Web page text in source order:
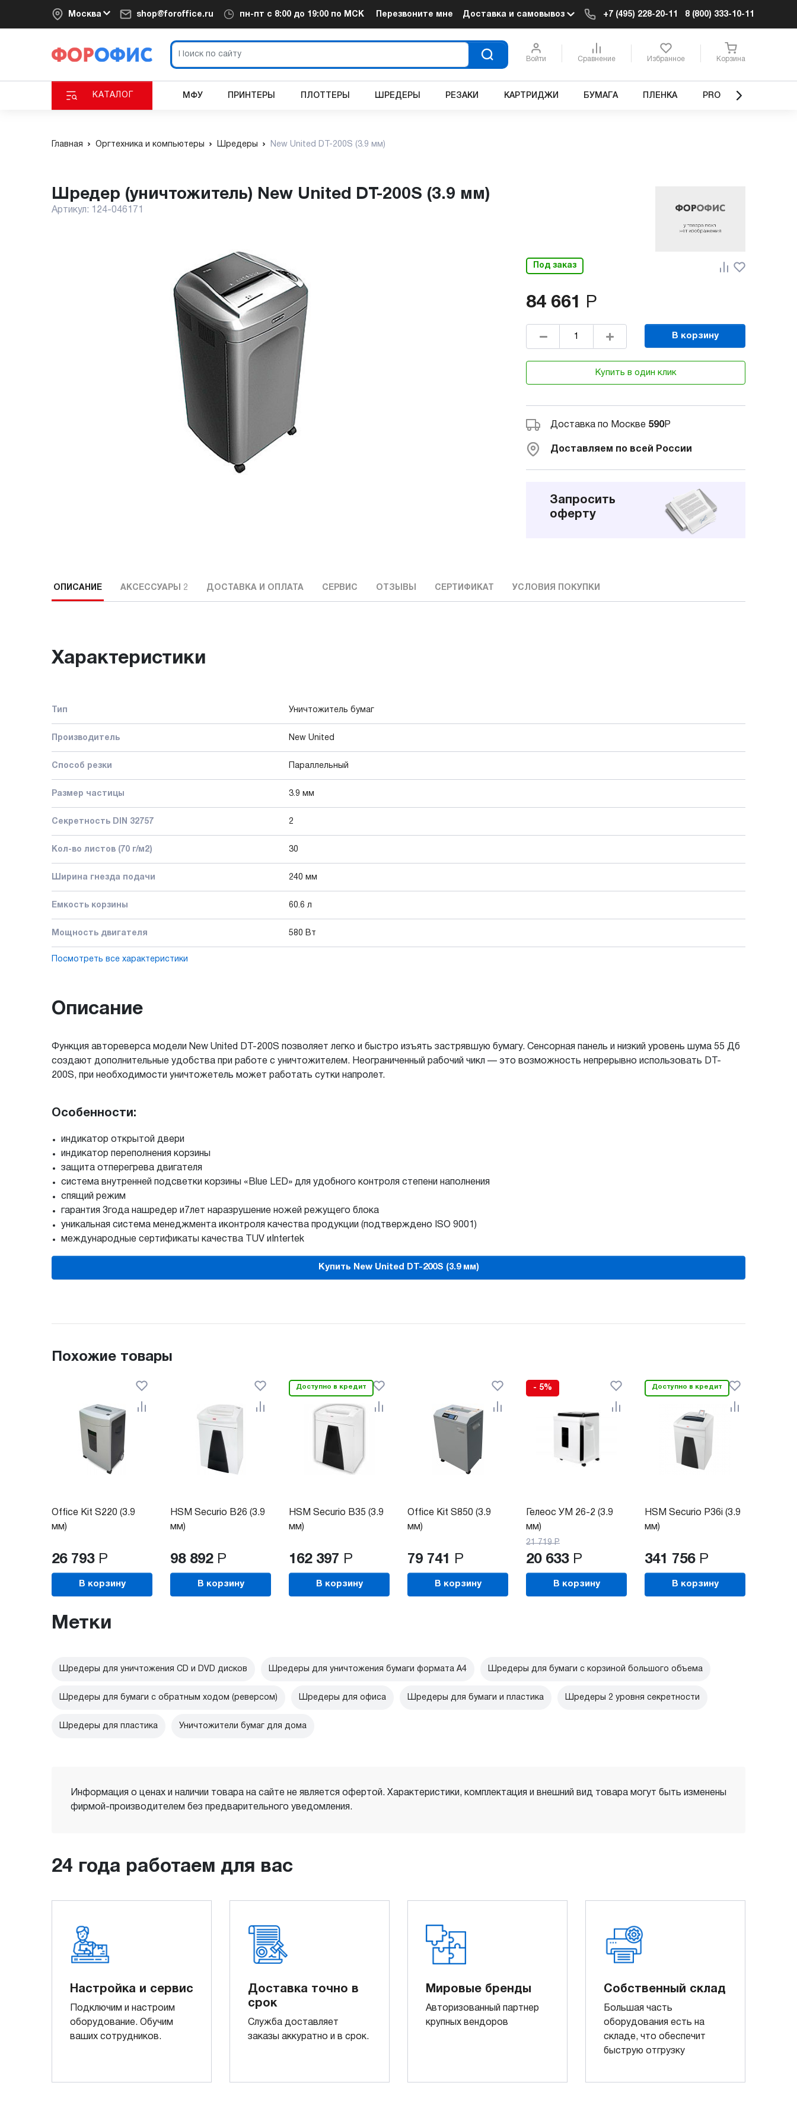
Москва shop@foroffice.ru пн-пт с 8:00 до 19:00 по МСК Перезвоните мне Доставка и самовывоз +7 (495) 228-20-11 8 (800) 333-10-11
Войти Сравнение Избранное Корзина
КАТАЛОГ МФУ ПРИНТЕРЫ ПЛОТТЕРЫ ШРЕДЕРЫ РЕЗАКИ КАРТРИДЖИ БУМАГА ПЛЕНКА PRO
Главная Оргтехника и компьютеры Шредеры New United DT-200S (3.9 мм)
Шредер (уничтожитель) New United DT-200S (3.9 мм)
Артикул: 124-046171
Под заказ
84 661 Р
В корзину
Купить в один клик
Доставка по Москве 590Р
Доставляем по всей России
Запросить
оферту
ОПИСАНИЕ АКСЕССУАРЫ 2 ДОСТАВКА И ОПЛАТА СЕРВИС ОТЗЫВЫ СЕРТИФИКАТ УСЛОВИЯ ПОКУПКИ
Характеристики
Тип Уничтожитель бумаг
Производитель New United
Способ резки Параллельный
Размер частицы 3.9 мм
Секретность DIN 32757 2
Кол-во листов (70 г/м2) 30
Ширина гнезда подачи 240 мм
Емкость корзины 60.6 л
Мощность двигателя 580 Вт
Посмотреть все характеристики
Описание
Функция автореверса модели New United DT-200S позволяет легко и быстро изъять застрявшую бумагу. Сенсорная панель и низкий уровень шума 55 Дб
создают дополнительные удобства при работе с уничтожителем. Неограниченный рабочий чикл — это возможность непрерывно использовать DT-
200S, при необходимости уничтожетель может работать сутки напролет.
Особенности:
индикатор открытой двери
индикатор переполнения корзины
защита отперегрева двигателя
система внутренней подсветки корзины «Blue LED» для удобного контроля степени наполнения
спящий режим
гарантия 3года нашредер и7лет наразрушение ножей режущего блока
уникальная система менеджмента иконтроля качества продукции (подтверждено ISO 9001)
международные сертификаты качества TUV иIntertek
Купить New United DT-200S (3.9 мм)
Похожие товары
Office Kit S220 (3.9
мм)
26 793 Р
В корзину
HSM Securio B26 (3.9
мм)
98 892 Р
В корзину
Доступно в кредит
HSM Securio B35 (3.9
мм)
162 397 Р
В корзину
Office Kit S850 (3.9
мм)
79 741 Р
В корзину
- 5%
Гелеос УМ 26-2 (3.9
мм)
21 719 Р
20 633 Р
В корзину
Доступно в кредит
HSM Securio P36i (3.9
мм)
341 756 Р
В корзину
Метки
Шредеры для уничтожения CD и DVD дисков Шредеры для уничтожения бумаги формата А4 Шредеры для бумаги с корзиной большого объема
Шредеры для бумаги с обратным ходом (реверсом) Шредеры для офиса Шредеры для бумаги и пластика Шредеры 2 уровня секретности
Шредеры для пластика Уничтожители бумаг для дома
Информация о ценах и наличии товара на сайте не является офертой. Характеристики, комплектация и внешний вид товара могут быть изменены
фирмой-производителем без предварительного уведомления.
24 года работаем для вас
Настройка и сервис
Подключим и настроим
оборудование. Обучим
ваших сотрудников.
Доставка точно в
срок
Служба доставляет
заказы аккуратно и в срок.
Мировые бренды
Авторизованный партнер
крупных вендоров
Собственный склад
Большая часть
оборудования есть на
складе, что обеспечит
быструю отгрузку